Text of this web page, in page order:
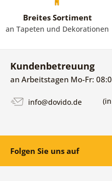
Breites Sortiment
an Tapeten und Dekorationen
Kundenbetreuung
an Arbeitstagen Mo-Fr:
info@dovido.de
Folgen Sie uns auf